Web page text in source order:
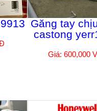
Găng tay
castong
Giá: 600,000